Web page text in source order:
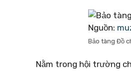
Nguồn:
Bảo tàng Đồ
Nằm trong hội trường